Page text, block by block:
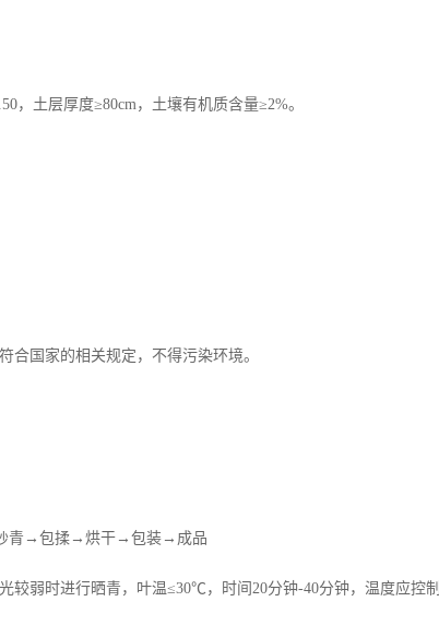
土层厚度≥80cm，土壤有机质含量≥2%。
国家的相关规定，不得污染环境。
青→包揉→烘干→包装→成品
弱时进行晒青，叶温≤30℃，时间20分钟-40分钟，温度应控制